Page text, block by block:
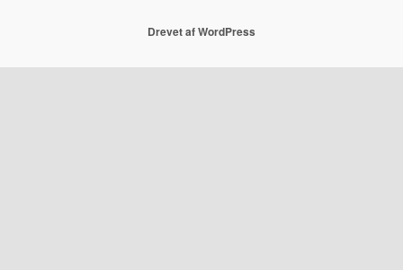
Drevet af WordPress